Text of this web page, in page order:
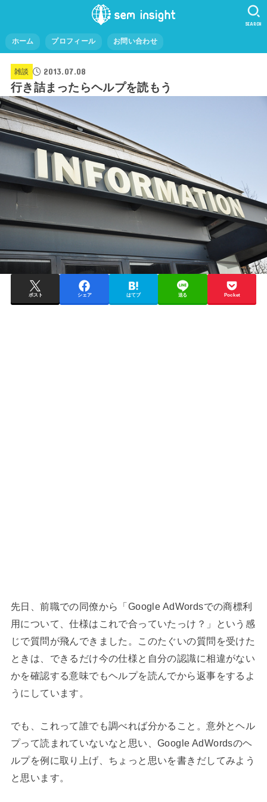
ホーム プロフィール お問い合わせ
SEARCH
雑談 2013.07.08
行き詰まったらヘルプを読もう
ポスト シェア はてブ 送る Pocket
先日、前職での同僚から「Google AdWordsでの商標利
用について、仕様はこれで合っていたっけ？」という感
じで質問が飛んできました。このたぐいの質問を受けた
ときは、できるだけ今の仕様と自分の認識に相違がない
かを確認する意味でもヘルプを読んでから返事をするよ
うにしています。
でも、これって誰でも調べれば分かること。意外とヘル
プって読まれていないなと思い、Google AdWordsのヘ
ルプを例に取り上げ、ちょっと思いを書きだしてみよう
と思います。